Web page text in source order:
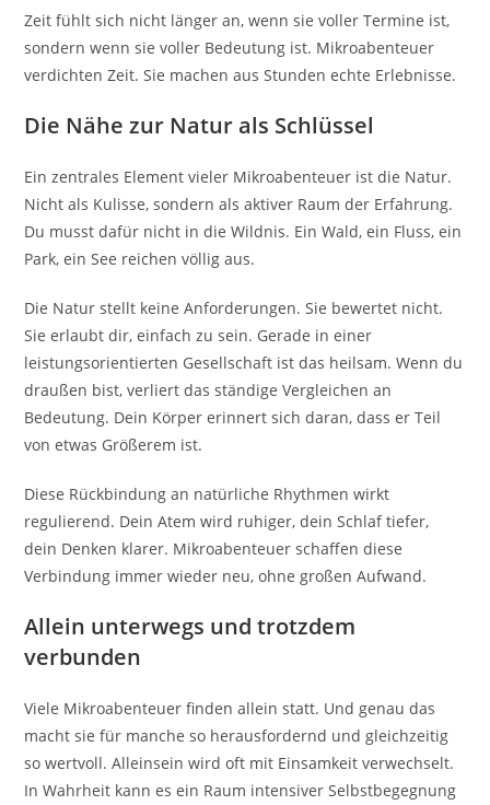
Zeit fühlt sich nicht länger an, wenn sie voller Termine ist,
sondern wenn sie voller Bedeutung ist. Mikroabenteuer
verdichten Zeit. Sie machen aus Stunden echte Erlebnisse.
Die Nähe zur Natur als Schlüssel
Ein zentrales Element vieler Mikroabenteuer ist die Natur.
Nicht als Kulisse, sondern als aktiver Raum der Erfahrung.
Du musst dafür nicht in die Wildnis. Ein Wald, ein Fluss, ein
Park, ein See reichen völlig aus.
Die Natur stellt keine Anforderungen. Sie bewertet nicht.
Sie erlaubt dir, einfach zu sein. Gerade in einer
leistungsorientierten Gesellschaft ist das heilsam. Wenn du
draußen bist, verliert das ständige Vergleichen an
Bedeutung. Dein Körper erinnert sich daran, dass er Teil
von etwas Größerem ist.
Diese Rückbindung an natürliche Rhythmen wirkt
regulierend. Dein Atem wird ruhiger, dein Schlaf tiefer,
dein Denken klarer. Mikroabenteuer schaffen diese
Verbindung immer wieder neu, ohne großen Aufwand.
Allein unterwegs und trotzdem
verbunden
Viele Mikroabenteuer finden allein statt. Und genau das
macht sie für manche so herausfordernd und gleichzeitig
so wertvoll. Alleinsein wird oft mit Einsamkeit verwechselt.
In Wahrheit kann es ein Raum intensiver Selbstbegegnung